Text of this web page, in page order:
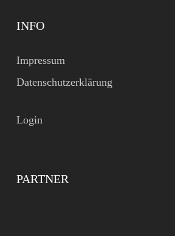
INFO
Impressum
Datenschutzerklärung
Login
PARTNER